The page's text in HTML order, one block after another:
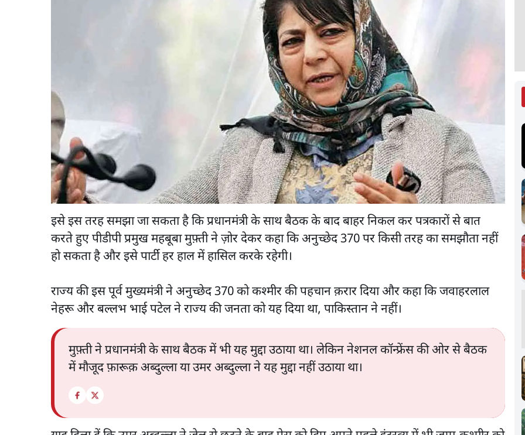
इसे इस तरह समझा जा सकता है कि प्रधानमंत्री के साथ बैठक के बाद बाहर निकल कर पत्रकारों से बात
करते हुए पीडीपी प्रमुख महबूबा मुफ़्ती ने ज़ोर देकर कहा कि अनुच्छेद 370 पर किसी तरह का समझौता नहीं
हो सकता है और इसे पार्टी हर हाल में हासिल करके रहेगी।
राज्य की इस पूर्व मुख्यमंत्री ने अनुच्छेद 370 को कश्मीर की पहचान क़रार दिया और कहा कि जवाहरलाल
नेहरू और बल्लभ भाई पटेल ने राज्य की जनता को यह दिया था, पाकिस्तान ने नहीं।
मुफ़्ती ने प्रधानमंत्री के साथ बैठक में भी यह मुद्दा उठाया था। लेकिन नेशनल कॉन्फ्रेंस की ओर से बैठक
में मौजूद फ़ारूक़ अब्दुल्ला या उमर अब्दुल्ला ने यह मुद्दा नहीं उठाया था।